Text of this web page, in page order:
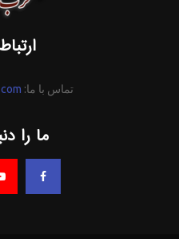
تماس با ما:
ما را